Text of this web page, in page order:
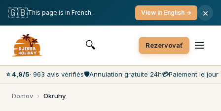
Bezplatné zrušenie Platba v deň konania
Najnižšie ceny na trhu
Zákaznícky servis 7 dní v týždni
🔍 Rezervovať
⭐ 4,9/5· 963 avis vérifiés🛡️Annulation gratuite 24h💳Paiement le jour
Domov › Okruhy
🇬🇧This page is in French. View in English → ×